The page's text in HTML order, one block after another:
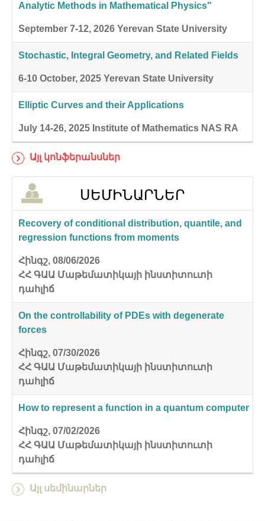
Analytic Methods in Mathematical Physics"
September 7-12, 2026 Yerevan State University
Stochastic, Integral Geometry, and Related Fields
6-10 October, 2025 Yerevan State University
Elliptic Curves and their Applications
July 14-26, 2025 Institute of Mathematics NAS RA
Այլ կոնֆերանսներ
ՍԵՄԻՆԱՐՆԵՐ
Recovery of conditional distribution, quantile, and
regression functions from moments
Հինգշ, 08/06/2026
ՀՀ ԳԱԱ Մաթեմատիկայի ինստիտուտի
դահլիճ
On the controllability of PDEs with degenerate
forces
Հինգշ, 07/30/2026
ՀՀ ԳԱԱ Մաթեմատիկայի ինստիտուտի
դահլիճ
How to represent a function in a quantum computer
Հինգշ, 07/02/2026
ՀՀ ԳԱԱ Մաթեմատիկայի ինստիտուտի
դահլիճ
Այլ սեմինարներ